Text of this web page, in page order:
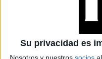
Su privacidad es